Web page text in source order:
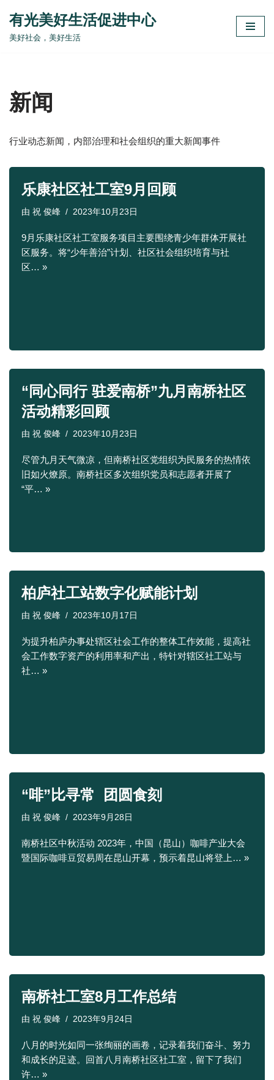
跳
有光美好生活促进中心
美好社会，美好生活
新闻
行业动态新闻，内部治理和社会组织的重大新闻事件
乐康社区社工室9月回顾
由 祝 俊峰 2023年10月23日
9月乐康社区社工室服务项目主要围绕青少年群体开展社
区服务。将“少年善治”计划、社区社会组织培育与社
区… »
“同心同行 驻爱南桥”九月南桥社区
活动精彩回顾
由 祝 俊峰 2023年10月23日
尽管九月天气微凉，但南桥社区党组织为民服务的热情依
旧如火燎原。南桥社区多次组织党员和志愿者开展了
“平… »
柏庐社工站数字化赋能计划
由 祝 俊峰 2023年10月17日
为提升柏庐办事处辖区社会工作的整体工作效能，提高社
会工作数字资产的利用率和产出，特针对辖区社工站与
社… »
“啡”比寻常 团圆食刻
由 祝 俊峰 2023年9月28日
南桥社区中秋活动 2023年，中国（昆山）咖啡产业大会
暨国际咖啡豆贸易周在昆山开幕，预示着昆山将登上… »
南桥社工室8月工作总结
由 祝 俊峰 2023年9月24日
八月的时光如同一张绚丽的画卷，记录着我们奋斗、努力
和成长的足迹。回首八月南桥社区社工室，留下了我们
许… »